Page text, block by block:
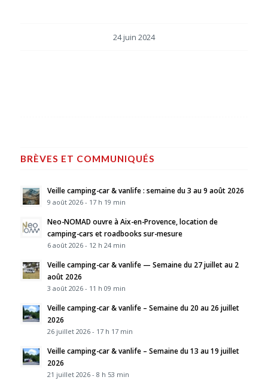
24 juin 2024
BRÈVES ET COMMUNIQUÉS
Veille camping-car & vanlife : semaine du 3 au 9 août 2026
9 août 2026 - 17 h 19 min
Neo-NOMAD ouvre à Aix-en-Provence, location de
camping-cars et roadbooks sur-mesure
6 août 2026 - 12 h 24 min
Veille camping-car & vanlife — Semaine du 27 juillet au 2
août 2026
3 août 2026 - 11 h 09 min
Veille camping-car & vanlife – Semaine du 20 au 26 juillet
2026
26 juillet 2026 - 17 h 17 min
Veille camping-car & vanlife – Semaine du 13 au 19 juillet
2026
21 juillet 2026 - 8 h 53 min